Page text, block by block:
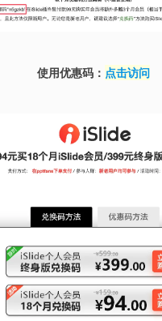
使用优惠码： 点击访问